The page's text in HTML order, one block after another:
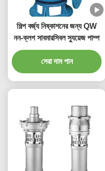
শিল্প বর্জ্য নিষ্কাশনের জন্য QW
নন-ক্লগ সাবমারসিবল স্যুয়েজ পাম্প
সেরা দাম পান